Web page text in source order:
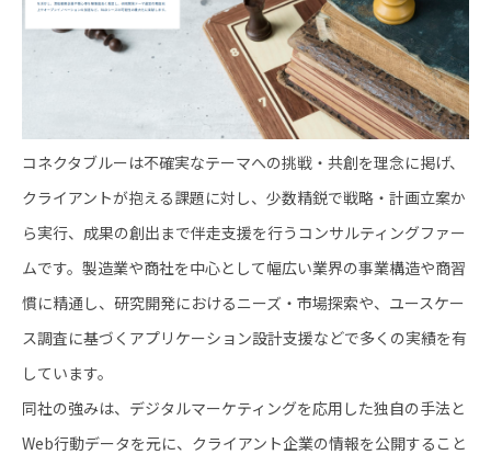
コネクタブルーは不確実なテーマへの挑戦・共創を理念に掲げ、
クライアントが抱える課題に対し、少数精鋭で戦略・計画立案か
ら実行、成果の創出まで伴走支援を行うコンサルティングファー
ムです。製造業や商社を中心として幅広い業界の事業構造や商習
慣に精通し、研究開発におけるニーズ・市場探索や、ユースケー
ス調査に基づくアプリケーション設計支援などで多くの実績を有
しています。
同社の強みは、デジタルマーケティングを応用した独自の手法と
Web行動データを元に、クライアント企業の情報を公開すること